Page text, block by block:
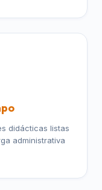
didácticas listas
administrativa